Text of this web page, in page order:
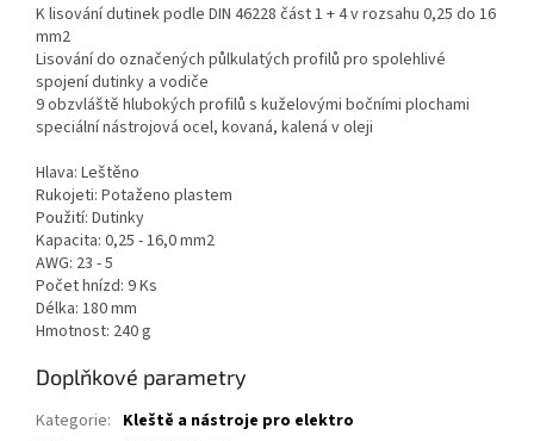
K lisování dutinek podle DIN 46228 část 1 + 4 v rozsahu 0,25 do 16
mm2
Lisování do označených půlkulatých profilů pro spolehlivé
spojení dutinky a vodiče
9 obzvláště hlubokých profilů s kuželovými bočními plochami
speciální nástrojová ocel, kovaná, kalená v oleji
Hlava: Leštěno
Rukojeti: Potaženo plastem
Použití: Dutinky
Kapacita: 0,25 - 16,0 mm2
AWG: 23 - 5
Počet hnízd: 9 Ks
Délka: 180 mm
Hmotnost: 240 g
Doplňkové parametry
Kategorie: Kleště a nástroje pro elektro